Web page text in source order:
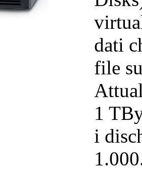
dati
file
1
i